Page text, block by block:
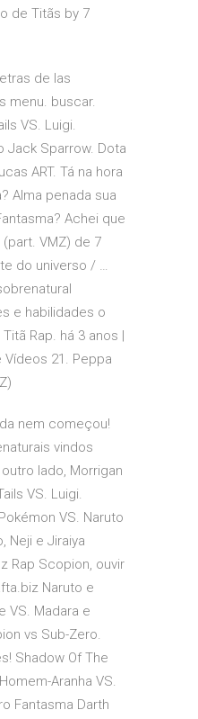
de Titãs by 7
de las
menu. buscar.
VS. Luigi.
Jack Sparrow. Dota
ART. Tá na hora
Alma penada sua
Achei que
VMZ) de 7
do universo / …
e habilidades o
Rap. há 3 anos |
Vídeos 21. Peppa
nem começou!
vindos
lado, Morrigan
VS. Luigi.
VS. Naruto
Neji e Jiraiya
Rap Scopion, ouvir
Naruto e
VS. Madara e
vs Sub-Zero.
Shadow Of The
Aranha VS.
Fantasma Darth